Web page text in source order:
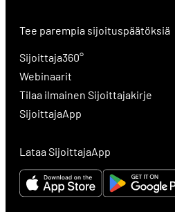
Tee parempia sijoituspäätöksiä
Sijoittaja360°
Webinaarit
Tilaa ilmainen Sijoittajakirje
SijoittajaApp
Lataa SijoittajaApp